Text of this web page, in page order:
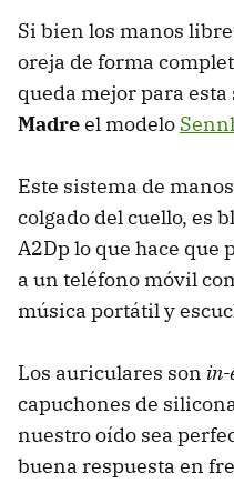
Si bien los manos
oreja de forma
queda mejor para
Madreel modelo
Este sistema de
colgado del cuello, es
A2Dp lo que hace que
a un teléfono móvil
música portátil y
Los auriculares son
capuchones de
nuestro oído sea
buena respuesta en